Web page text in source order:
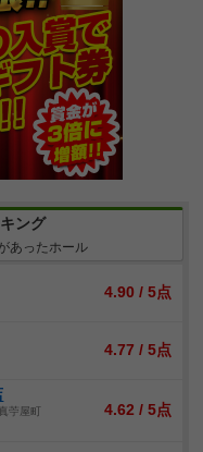
ング
あったホール
4.90 / 5点
4.77 / 5点
苧屋町
4.62 / 5点